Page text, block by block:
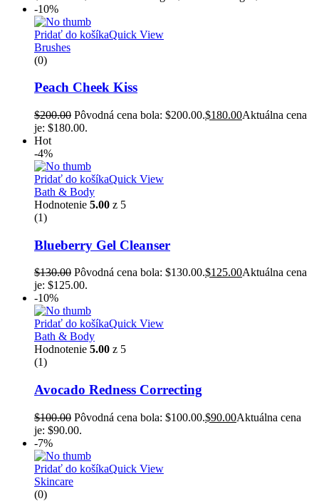
-10%
Pridať do košíkaQuick View
Brushes
(0)
Peach Cheek Kiss
$200.00 Pôvodná cena bola: $200.00.$180.00Aktuálna cena
je: $180.00.
Hot
-4%
Pridať do košíkaQuick View
Bath & Body
Hodnotenie 5.00 z 5
(1)
Blueberry Gel Cleanser
$130.00 Pôvodná cena bola: $130.00.$125.00Aktuálna cena
je: $125.00.
-10%
Pridať do košíkaQuick View
Bath & Body
Hodnotenie 5.00 z 5
(1)
Avocado Redness Correcting
$100.00 Pôvodná cena bola: $100.00.$90.00Aktuálna cena
je: $90.00.
-7%
Pridať do košíkaQuick View
Skincare
(0)